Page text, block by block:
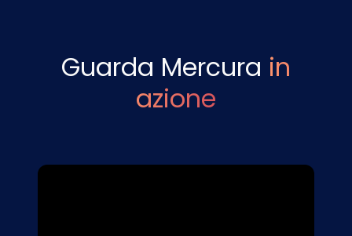
Guarda Mercura in
azione